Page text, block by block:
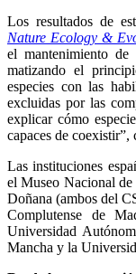
Los resultados de
Nature Ecology &
el mantenimiento de
matizando el
especies con las
excluidas por las
explicar cómo
capaces de
Las instituciones
el Museo Nacional
Doñana (ambos del
Complutense de
Universidad
Mancha y la